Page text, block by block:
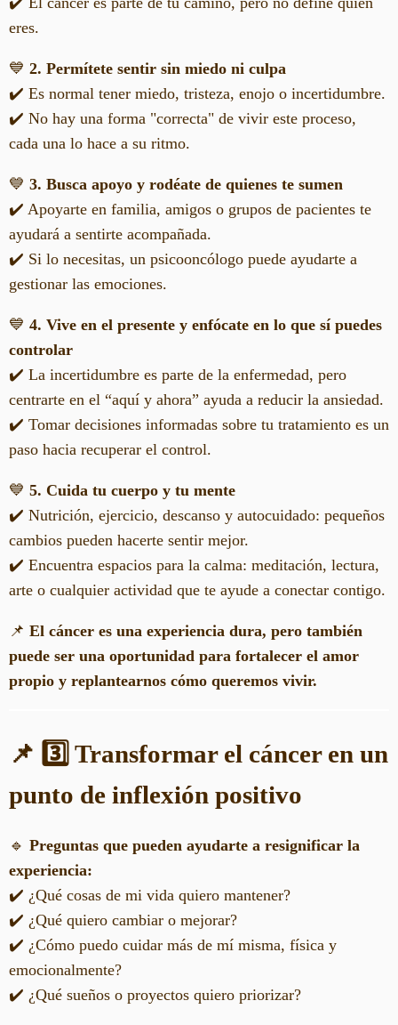
eres.
💙 2. Permítete sentir sin miedo ni culpa
✔️ Es normal tener miedo, tristeza, enojo o incertidumbre.
✔️ No hay una forma "correcta" de vivir este proceso,
cada una lo hace a su ritmo.
💙 3. Busca apoyo y rodéate de quienes te sumen
✔️ Apoyarte en familia, amigos o grupos de pacientes te
ayudará a sentirte acompañada.
✔️ Si lo necesitas, un psicooncólogo puede ayudarte a
gestionar las emociones.
💙 4. Vive en el presente y enfócate en lo que sí puedes
controlar
✔️ La incertidumbre es parte de la enfermedad, pero
centrarte en el “aquí y ahora” ayuda a reducir la ansiedad.
✔️ Tomar decisiones informadas sobre tu tratamiento es un
paso hacia recuperar el control.
💙 5. Cuida tu cuerpo y tu mente
✔️ Nutrición, ejercicio, descanso y autocuidado: pequeños
cambios pueden hacerte sentir mejor.
✔️ Encuentra espacios para la calma: meditación, lectura,
arte o cualquier actividad que te ayude a conectar contigo.
📌 El cáncer es una experiencia dura, pero también
puede ser una oportunidad para fortalecer el amor
propio y replantearnos cómo queremos vivir.
📌 3️⃣ Transformar el cáncer en un
punto de inflexión positivo
🔹 Preguntas que pueden ayudarte a resignificar la
experiencia:
✔️ ¿Qué cosas de mi vida quiero mantener?
✔️ ¿Qué quiero cambiar o mejorar?
✔️ ¿Cómo puedo cuidar más de mí misma, física y
emocionalmente?
✔️ ¿Qué sueños o proyectos quiero priorizar?